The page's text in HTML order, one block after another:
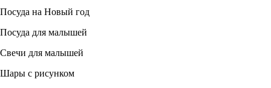
Посуда на Новый год
Посуда для малышей
Свечи для малышей
Шары с рисунком